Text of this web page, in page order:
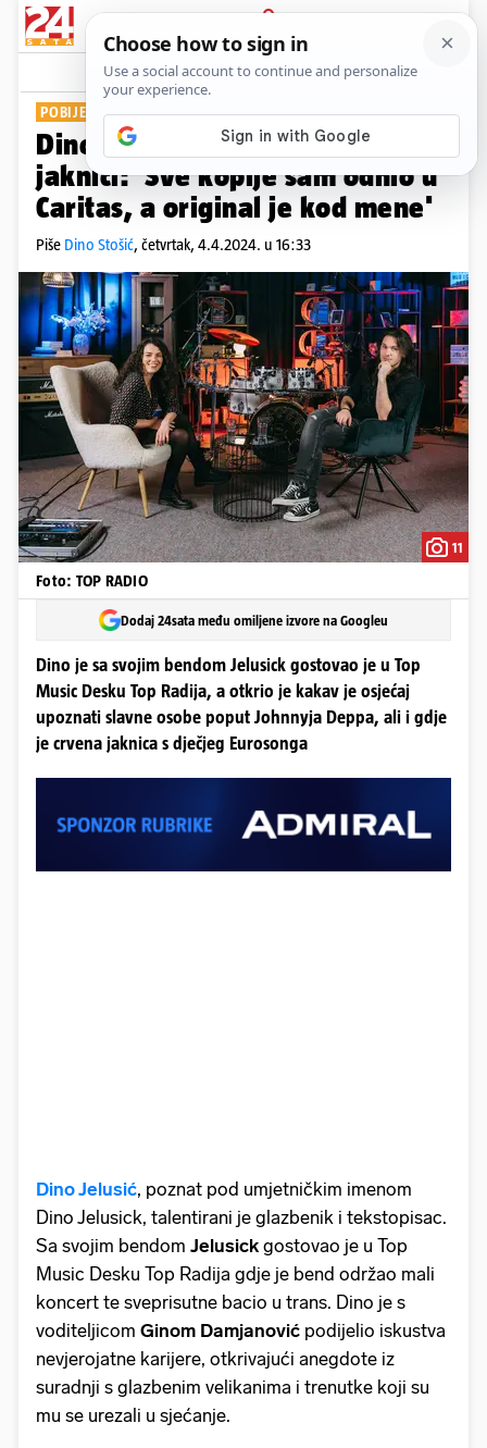
PRIJAVA
Show Komentari
POBIJEDIO NA DJEČJEM EUROSONGU
Dino Jelusić o poznatoj crvenoj
jaknici: 'Sve kopije sam odnio u
Caritas, a original je kod mene'
Piše Dino Stošić, četvrtak, 4.4.2024. u 16:33
11
Foto: TOP RADIO
Dodaj 24sata među omiljene izvore na Googleu
Dino je sa svojim bendom Jelusick gostovao je u Top
Music Desku Top Radija, a otkrio je kakav je osjećaj
upoznati slavne osobe poput Johnnyja Deppa, ali i gdje
je crvena jaknica s dječjeg Eurosonga
Dino Jelusić, poznat pod umjetničkim imenom
Dino Jelusick, talentirani je glazbenik i tekstopisac.
Sa svojim bendom Jelusick gostovao je u Top
Music Desku Top Radija gdje je bend održao mali
koncert te sveprisutne bacio u trans. Dino je s
voditeljicom Ginom Damjanović podijelio iskustva
nevjerojatne karijere, otkrivajući anegdote iz
suradnji s glazbenim velikanima i trenutke koji su
mu se urezali u sjećanje.